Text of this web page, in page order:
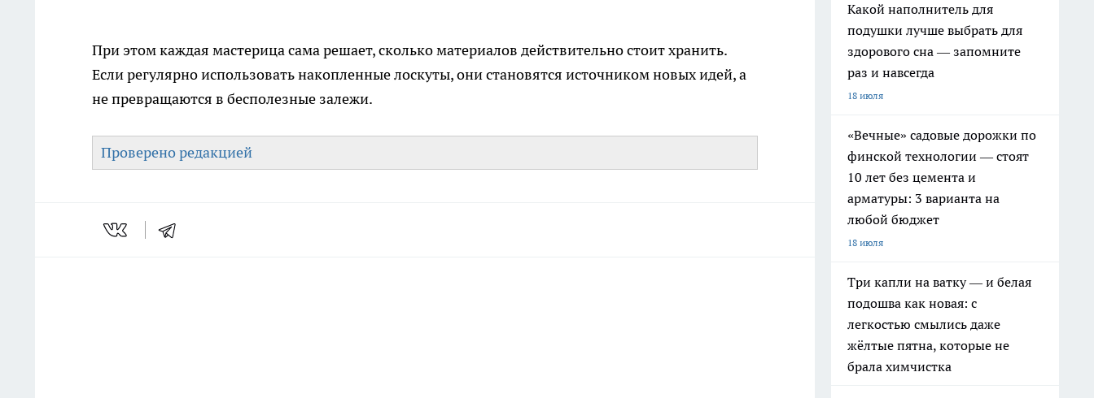
При этом каждая мастерица сама решает, сколько материалов действительно стоит хранить.
Если регулярно использовать накопленные лоскуты, они становятся источником новых идей, а
не превращаются в бесполезные залежи.
Проверено редакцией
Какой наполнитель для
подушки лучше выбрать для
здорового сна — запомните
раз и навсегда
18 июля
«Вечные» садовые дорожки по
финской технологии — стоят
10 лет без цемента и
арматуры: 3 варианта на
любой бюджет
18 июля
Три капли на ватку — и белая
подошва как новая: с
легкостью смылись даже
жёлтые пятна, которые не
брала химчистка